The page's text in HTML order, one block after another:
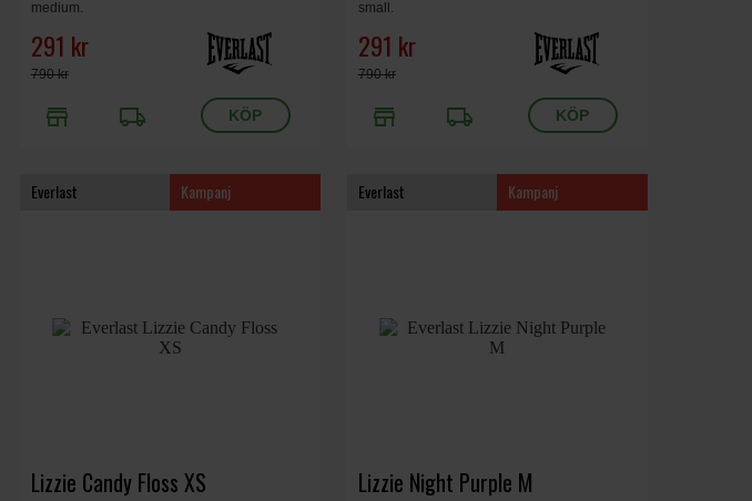
medium.
291 kr
790 kr
store local_shipping
small.
291 kr
790 kr
store local_shipping
Everlast Kampanj
Lizzie Candy Floss XS
Everlast Kampanj
Lizzie Night Purple M